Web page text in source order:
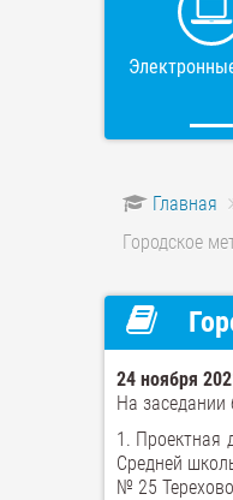
Главная
Городское
24 ноября
На
1. Проектная
Средней
№ 25